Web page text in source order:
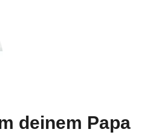
deinem Papa